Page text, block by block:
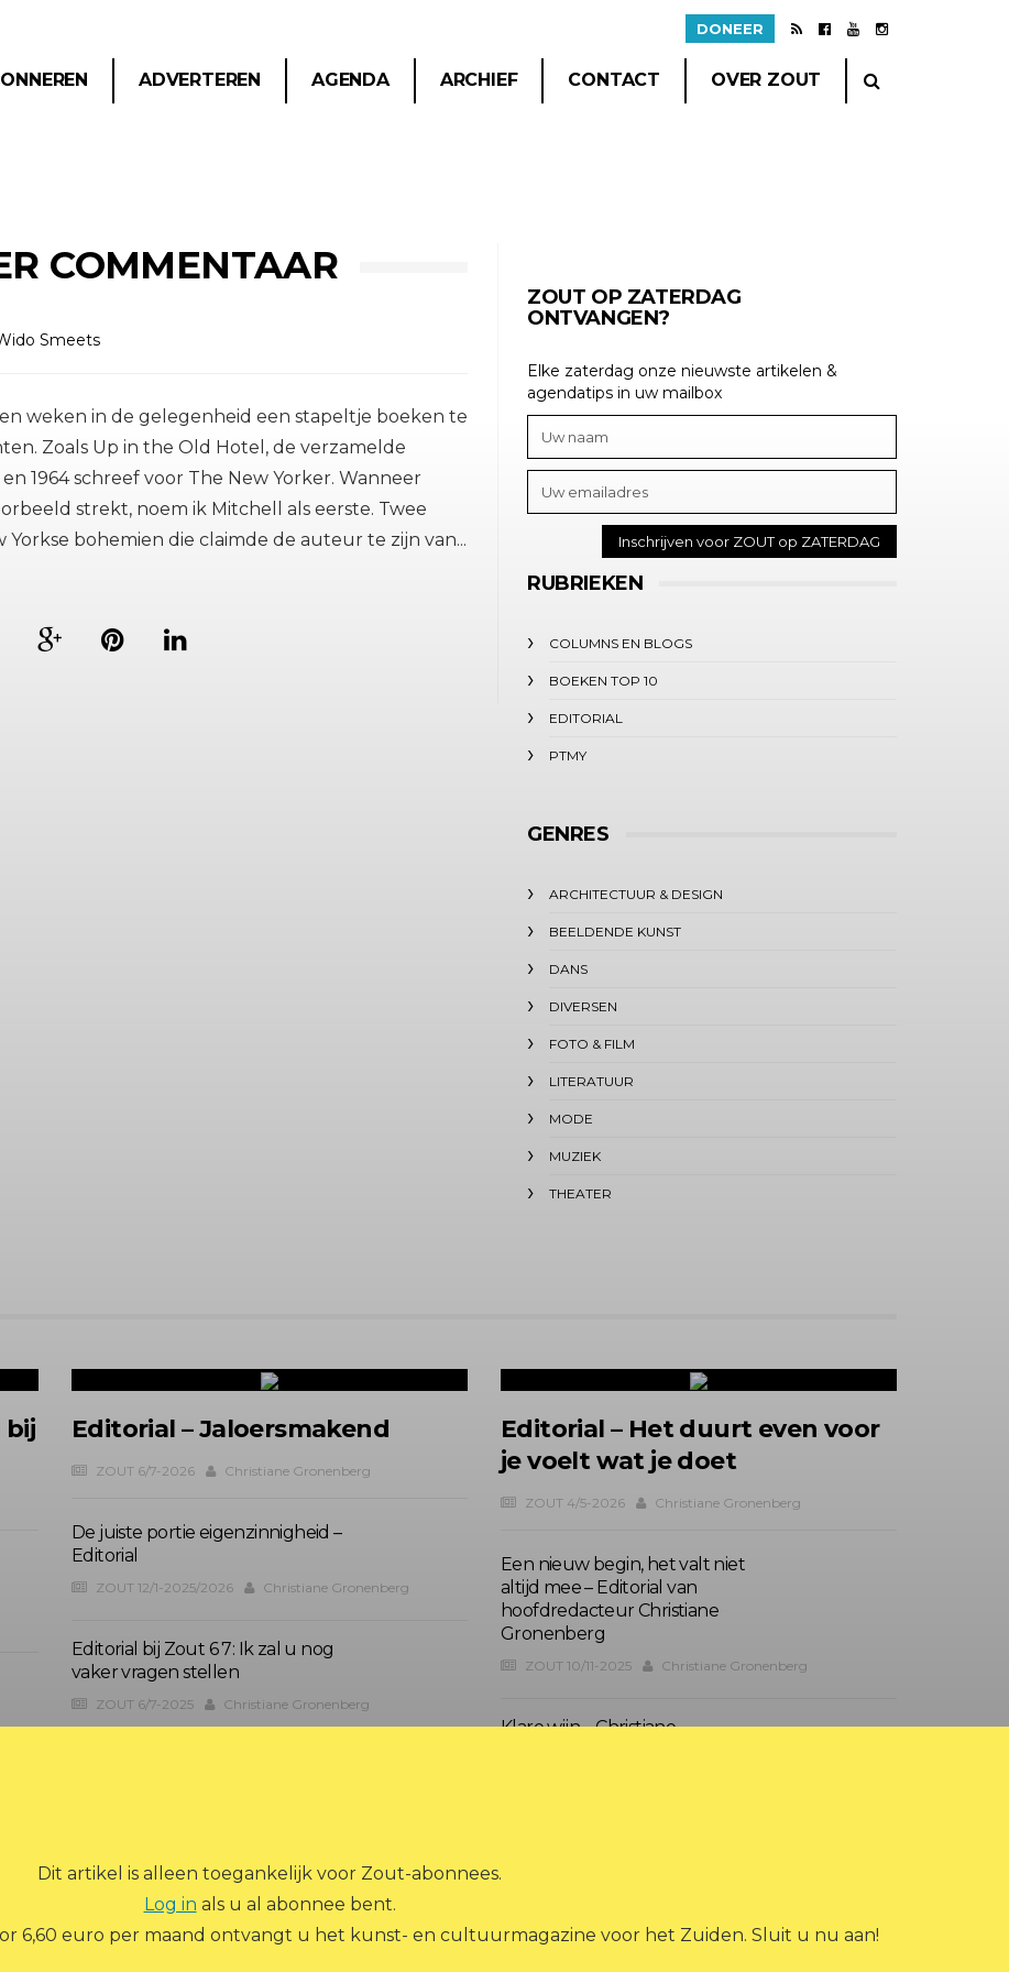
DONEER
ADVERTEREN AGENDA ARCHIEF CONTACT OVER ZOUT
COMMENTAAR
Smeets
weken in de gelegenheid een stapeltje boeken te
Zoals Up in the Old Hotel, de verzamelde
1964 schreef voor The New Yorker. Wanneer
strekt, noem ik Mitchell als eerste. Twee
bohemien die claimde de auteur te zijn van...
Dit artikel is alleen toegankelijk voor Zout-abonnees.
Log in als u al abonnee bent.
6,60 euro per maand ontvangt u het kunst- en cultuurmagazine voor het Zuiden. Sluit u nu aan!
ZOUT OP ZATERDAG
ONTVANGEN?
Elke zaterdag onze nieuwste artikelen &
agendatips in uw mailbox
RUBRIEKEN
COLUMNS EN BLOGS
BOEKEN TOP 10
EDITORIAL
PTMY
GENRES
ARCHITECTUUR & DESIGN
BEELDENDE KUNST
DANS
DIVERSEN
FOTO & FILM
LITERATUUR
MODE
MUZIEK
THEATER
bij
Editorial – Jaloersmakend
ZOUT 6/7-2026 Christiane Gronenberg
De juiste portie eigenzinnigheid –
Editorial
ZOUT 12/1-2025/2026 Christiane Gronenberg
Editorial bij Zout 6 7: Ik zal u nog
vaker vragen stellen
ZOUT 6/7-2025 Christiane Gronenberg
Editorial – Het duurt even voor
je voelt wat je doet
ZOUT 4/5-2026 Christiane Gronenberg
Een nieuw begin, het valt niet
altijd mee – Editorial van
hoofdredacteur Christiane
Gronenberg
ZOUT 10/11-2025 Christiane Gronenberg
Klare wijn – Christiane